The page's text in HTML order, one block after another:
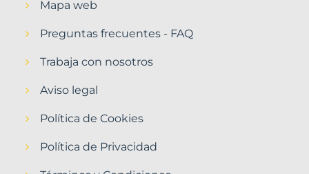
Mapa web
Preguntas frecuentes - FAQ
Trabaja con nosotros
Aviso legal
Política de Cookies
Política de Privacidad